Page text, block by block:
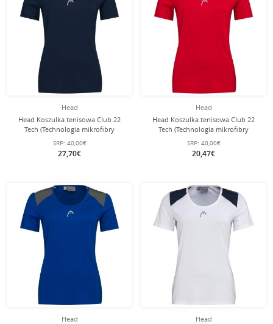
Head
Head Koszulka tenisowa Club 22
Tech (Technologia mikrofibry
odprowadzającej wilgoć)
ciemnoniebieska damska
SRP: 40,00€
27,70€
Head
Head Koszulka tenisowa Club 22
Tech (Technologia mikrofibry
odprowadzającej wilgoć) czerwona
damska
SRP: 40,00€
20,47€
Head
Head